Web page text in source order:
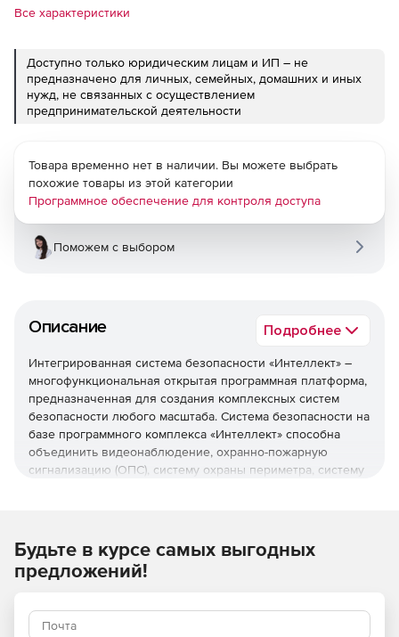
Все характеристики
Доступно только юридическим лицам и ИП – не
предназначено для личных, семейных, домашних и иных
нужд, не связанных с осуществлением
предпринимательской деятельности
Описание Подробнее
Интегрированная система безопасности «Интеллект» –
многофункциональная открытая программная платформа,
предназначенная для создания комплексных систем
безопасности любого масштаба. Система безопасности на
базе программного комплекса «Интеллект» способна
объединить видеонаблюдение, охранно-пожарную
сигнализацию (ОПС), систему охраны периметра, систему
безопасности превращается в единую информационную
среду, в которой реализованы функции обработки и
способностью гибко реагировать на различные события.
Благодаря модульной архитектуре заказчик может
Товара временно нет в наличии. Вы можете выбрать
похожие товары из этой категории
Программное обеспечение для контроля доступа
Поможем с выбором
Будьте в курсе самых выгодных
предложений!